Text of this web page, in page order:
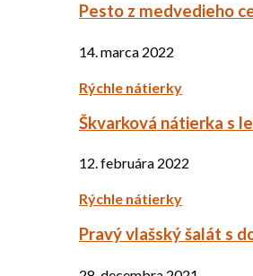
Pesto z medvedieho
14. marca 2022
Rýchle nátierky
Škvarková nátierka s
12. februára 2022
Rýchle nátierky
Pravý vlašský šalát s